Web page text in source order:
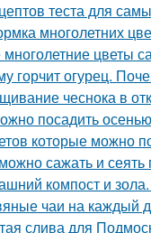
теста для
многолетних
многолетние цветы
горчит огурец.
чеснока в
посадить
которые можно
сажать и сеять
компост и
чаи на каждый
слива для